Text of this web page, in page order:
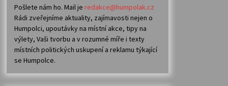
Pošlete nám ho. Mail je redakce@humpolak.cz
Rádi zveřejníme aktuality, zajímavosti nejen o
Humpolci, upoutávky na místní akce, tipy na
výlety, Vaši tvorbu a v rozumné míře i texty
místních politických uskupení a reklamu týkající
se Humpolce.